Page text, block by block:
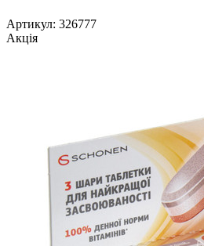
Артикул: 326777
Акція